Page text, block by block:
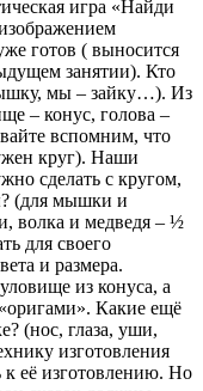
игра «Найди
готов ( выносится
занятии). Кто
мы – зайку…). Из
– конус, голова –
вспомним, что
круг). Наши
сделать с кругом,
(для мышки и
волка и медведя – ½
для своего
и размера.
из конуса, а
Какие ещё
(нос, глаза, уши,
изготовления
к её изготовлению. Но